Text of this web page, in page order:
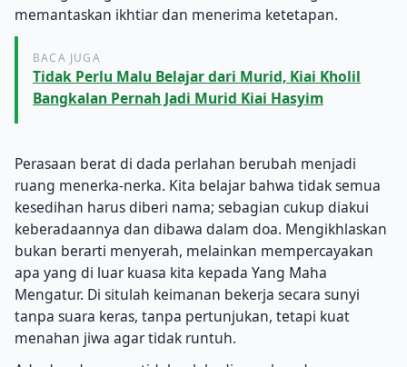
memantaskan ikhtiar dan menerima ketetapan.
BACA JUGA
Tidak Perlu Malu Belajar dari Murid, Kiai Kholil
Bangkalan Pernah Jadi Murid Kiai Hasyim
Perasaan berat di dada perlahan berubah menjadi
ruang menerka-nerka. Kita belajar bahwa tidak semua
kesedihan harus diberi nama; sebagian cukup diakui
keberadaannya dan dibawa dalam doa. Mengikhlaskan
bukan berarti menyerah, melainkan mempercayakan
apa yang di luar kuasa kita kepada Yang Maha
Mengatur. Di situlah keimanan bekerja secara sunyi
tanpa suara keras, tanpa pertunjukan, tetapi kuat
menahan jiwa agar tidak runtuh.